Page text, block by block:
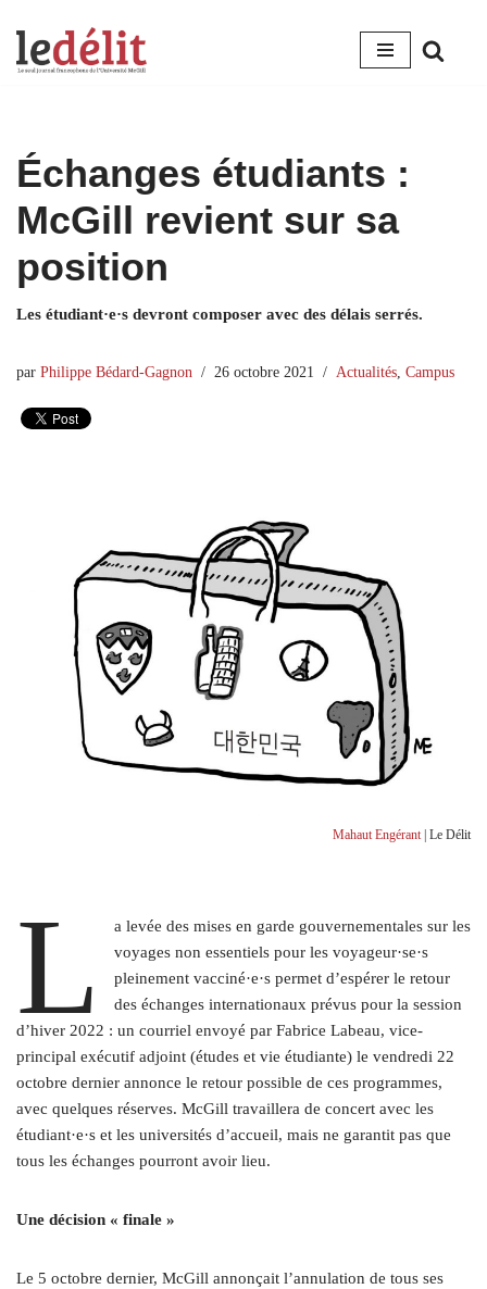
Aller
Échanges étudiants :
McGill revient sur sa
position
Les étudiant·e·s devront composer avec des délais serrés.
par Philippe Bédard-Gagnon 26 octobre 2021 Actualités Campus
Mahaut Engérant| Le Délit
L
a levée des mises en garde gouvernementales sur les
voyages non essentiels pour les voyageur·se·s
pleinement vacciné·e·s permet d’espérer le retour
des échanges internationaux prévus pour la session
d’hiver 2022 : un courriel envoyé par Fabrice Labeau, vice-
principal exécutif adjoint (études et vie étudiante) le vendredi 22
octobre dernier annonce le retour possible de ces programmes,
avec quelques réserves. McGill travaillera de concert avec les
étudiant·e·s et les universités d’accueil, mais ne garantit pas que
tous les échanges pourront avoir lieu.
Une décision « finale »
Le 5 octobre dernier, McGill annonçait l’annulation de tous ses